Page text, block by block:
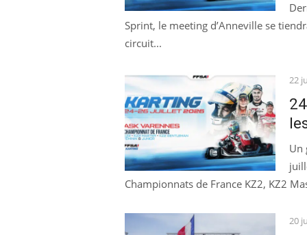
Sprint, le meeting d’Anneville se
circuit...
22
Un
Championnats de France KZ2, KZ2
20